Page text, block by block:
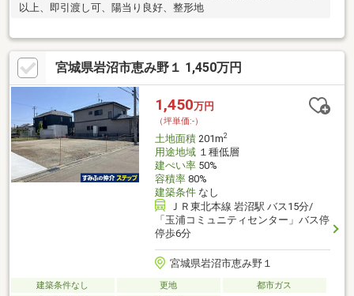
以上、即引渡し可、陽当り良好、整形地
宮城県岩沼市恵み野１ 1,450万円
1,450万円
（坪単価:-）
土地面積201m2
用途地域１種低層
建ぺい率50%
容積率80%
建築条件なし
ＪＲ東北本線 岩沼駅 バス15分/
「玉浦コミュニティセンター」バス停
停歩6分
宮城県岩沼市恵み野１
建築条件なし 更地
都市ガス